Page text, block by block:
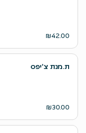
₪42.00
ת.מנת צ'יפס
₪30.00